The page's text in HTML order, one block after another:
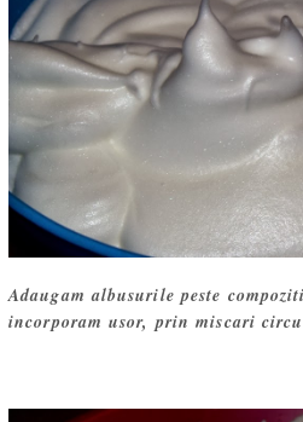
Adaugam albusurile peste
incorporam usor, prin miscari